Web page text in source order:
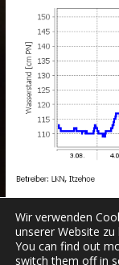
Wir verwenden
unserer Website zu
You can find out
switch them off in